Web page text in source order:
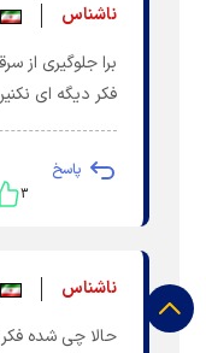
ناشناس
برا جلوگیری از
فکر دیگه ای
پاسخ
۳
ناشناس
حالا چی شده فکر